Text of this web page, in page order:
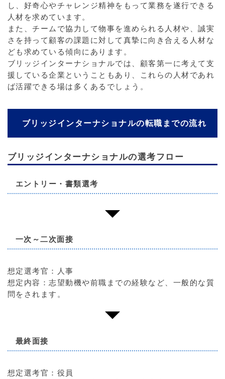
し、好奇心やチャレンジ精神をもって業務を遂行できる
人材を求めています。
また、チームで協力して物事を進められる人材や、誠実
さを持って顧客の課題に対して真摯に向き合える人材な
ども求めている傾向にあります。
ブリッジインターナショナルでは、顧客第一に考えて支
援している企業ということもあり、これらの人材であれ
ば活躍できる場は多くあるでしょう。
ブリッジインターナショナルの転職までの流れ
ブリッジインターナショナルの選考フロー
エントリー・書類選考
一次～二次面接
想定選考官：人事
想定内容：志望動機や前職までの経験など、一般的な質
問をされます。
最終面接
想定選考官：役員